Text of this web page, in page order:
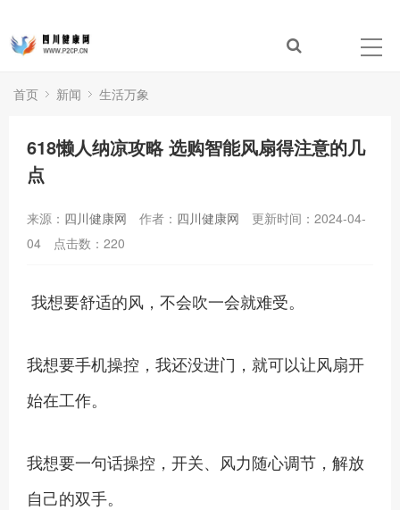
首页 新闻 生活万象
618懒人纳凉攻略 选购智能风扇得注意的几
点
来源： 四川健康网 作者： 四川健康网
更新时间：2024-04-
04
点击数： 220
我想要舒适的风，不会吹一会就难受。
我想要手机操控，我还没进门，就可以让风扇开
始在工作。
我想要一句话操控，开关、风力随心调节，解放
自己的双手。